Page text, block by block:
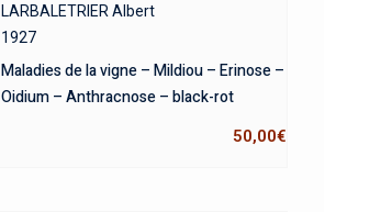
LARBALETRIER Albert
1927
Maladies de la vigne – Mildiou – Erinose –
Oidium – Anthracnose – black-rot
50,00€